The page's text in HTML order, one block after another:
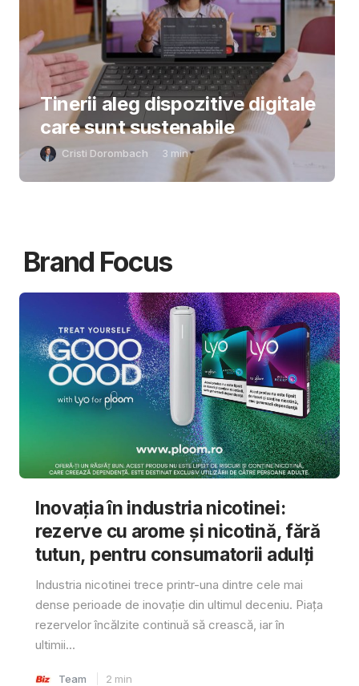
Tinerii aleg dispozitive digitale
care sunt sustenabile
Cristi Dorombach 3 min
Brand Focus
Inovația în industria nicotinei:
rezerve cu arome și nicotină, fără
tutun, pentru consumatorii adulți
Industria nicotinei trece printr-una dintre cele mai
dense perioade de inovație din ultimul deceniu. Piața
rezervelor încălzite continuă să crească, iar în
ultimii...
Team 2 min